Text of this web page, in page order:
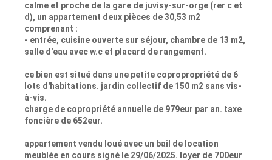
calme et proche de la gare de juvisy-sur-orge (rer c et
d), un appartement deux pièces de 30,53 m2
comprenant :
- entrée, cuisine ouverte sur séjour, chambre de 13 m2,
salle d'eau avec w.c et placard de rangement.
ce bien est situé dans une petite copropropriété de 6
lots d'habitations. jardin collectif de 150 m2 sans vis-
à-vis.
charge de copropriété annuelle de 979eur par an. taxe
foncière de 652eur.
appartement vendu loué avec un bail de location
meublée en cours signé le 29/06/2025. loyer de 700eur